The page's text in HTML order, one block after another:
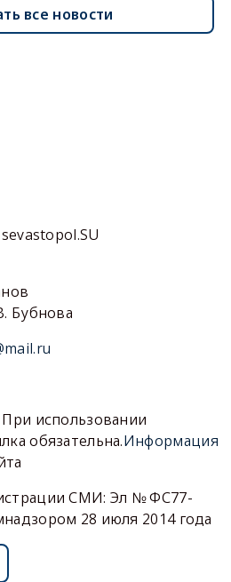
все новости
Бубнова
использовании
обязательна.Информация
СМИ: Эл № ФС77-
28 июля 2014 года